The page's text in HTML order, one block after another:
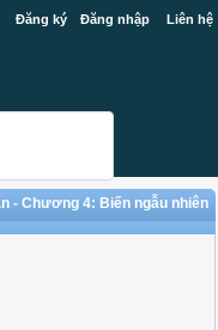
Đăng ký Đăng nhập Liên hệ
- Chương 4: Biến ngẫu nhiên